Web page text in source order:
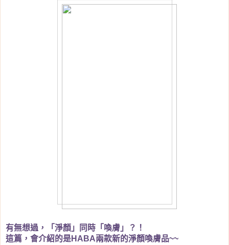
有無想過，「淨顏」同時「喚膚」？！
這篇，會介紹的是HABA兩款新的淨顏喚膚品~~